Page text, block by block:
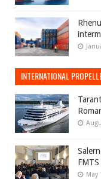
INTERNATIONAL
May